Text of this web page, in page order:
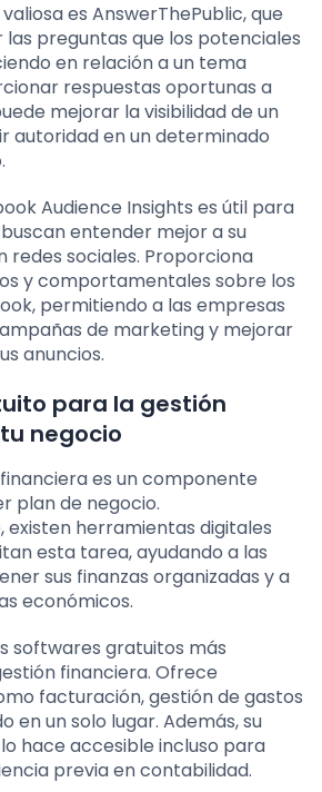
es AnswerThePublic, que
preguntas que los potenciales
en relación a un tema
respuestas oportunas a
mejorar la visibilidad de un
autoridad en un determinado
Audience Insights es útil para
entender mejor a su
redes sociales. Proporciona
y comportamentales sobre los
permitiendo a las empresas
de marketing y mejorar
anuncios.
para la gestión
negocio
es un componente
plan de negocio.
herramientas digitales
esta tarea, ayudando a las
sus finanzas organizadas y a
económicos.
softwares gratuitos más
financiera. Ofrece
facturación, gestión de gastos
en un solo lugar. Además, su
hace accesible incluso para
previa en contabilidad.